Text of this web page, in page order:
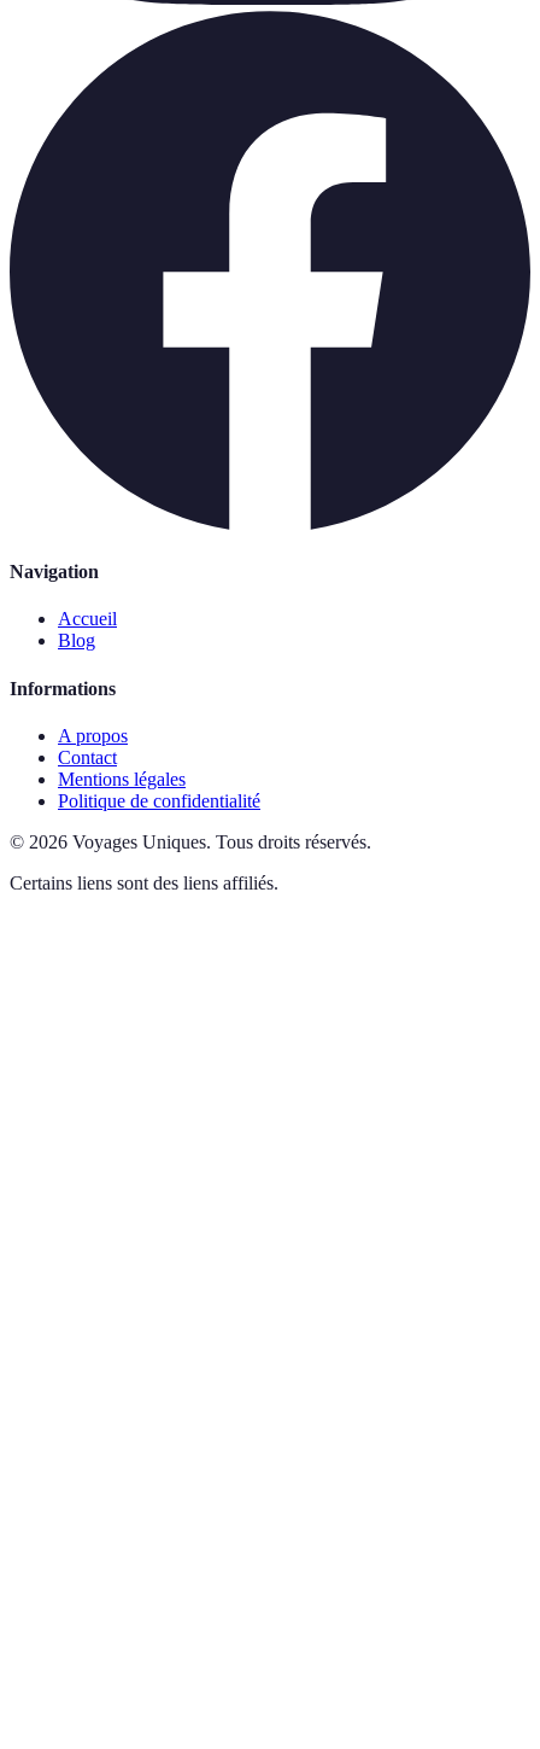
Navigation
Accueil
Blog
Informations
A propos
Contact
Mentions légales
Politique de confidentialité
© 2026 Voyages Uniques. Tous droits réservés.
Certains liens sont des liens affiliés.